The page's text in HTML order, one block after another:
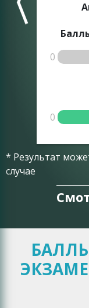
0
0
* Результат
случае